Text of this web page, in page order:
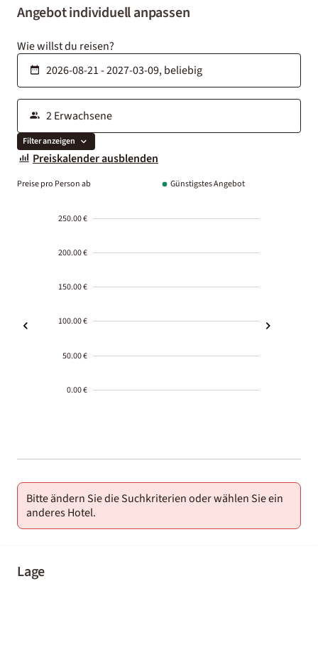
Angebot individuell anpassen
Wie willst du reisen?
Filter anzeigen
Preiskalender ausblenden
Preise pro Person ab Günstigstes Angebot
250.00 €
200.00 €
150.00 €
100.00 €
50.00 €
0.00 €
01-02
Bitte ändern Sie die Suchkriterien oder wählen Sie ein
anderes Hotel.
Lage